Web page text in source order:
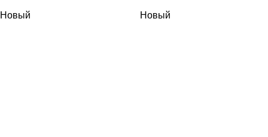
Новый Новый